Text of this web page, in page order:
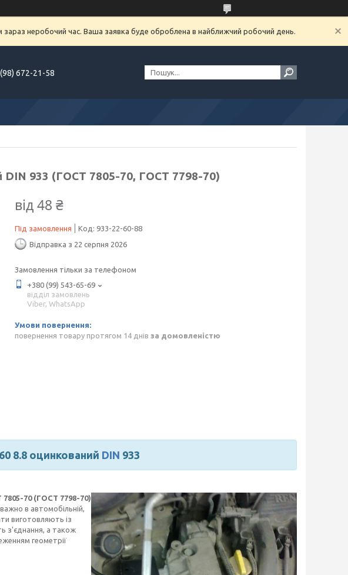
неробочий час. Ваша заявка буде оброблена в найближчий робочий день.
672-21-58
DIN 933 (ГОСТ 7805-70, ГОСТ 7798-70)
від48 ₴
Під замовлення Код: 933-22-60-88
Відправка з 22 серпня 2026
Замовлення тільки за телефоном
+380 (99) 543-65-69
відділ замовлень
Viber, WhatsApp
повернення товару протягом 14 днів за домовленістю
8.8 оцинкований DIN 933
70 (ГОСТ 7798-70)
в автомобільній,
виготовляють із
з'єднання, а також
геометрії